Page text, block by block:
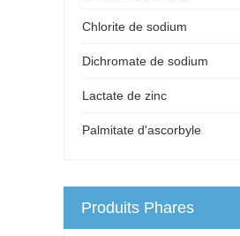
Chlorite de sodium
Dichromate de sodium
Lactate de zinc
Palmitate d'ascorbyle
Produits Phares